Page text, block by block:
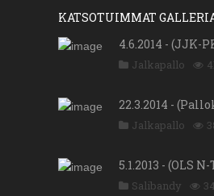
KATSOTUIMMAT
4.6.2014 - (JJK-
Jalkapallo
22.3.2014 -
Jalkapallo
5.1.2013 - (OLS
Salibandy